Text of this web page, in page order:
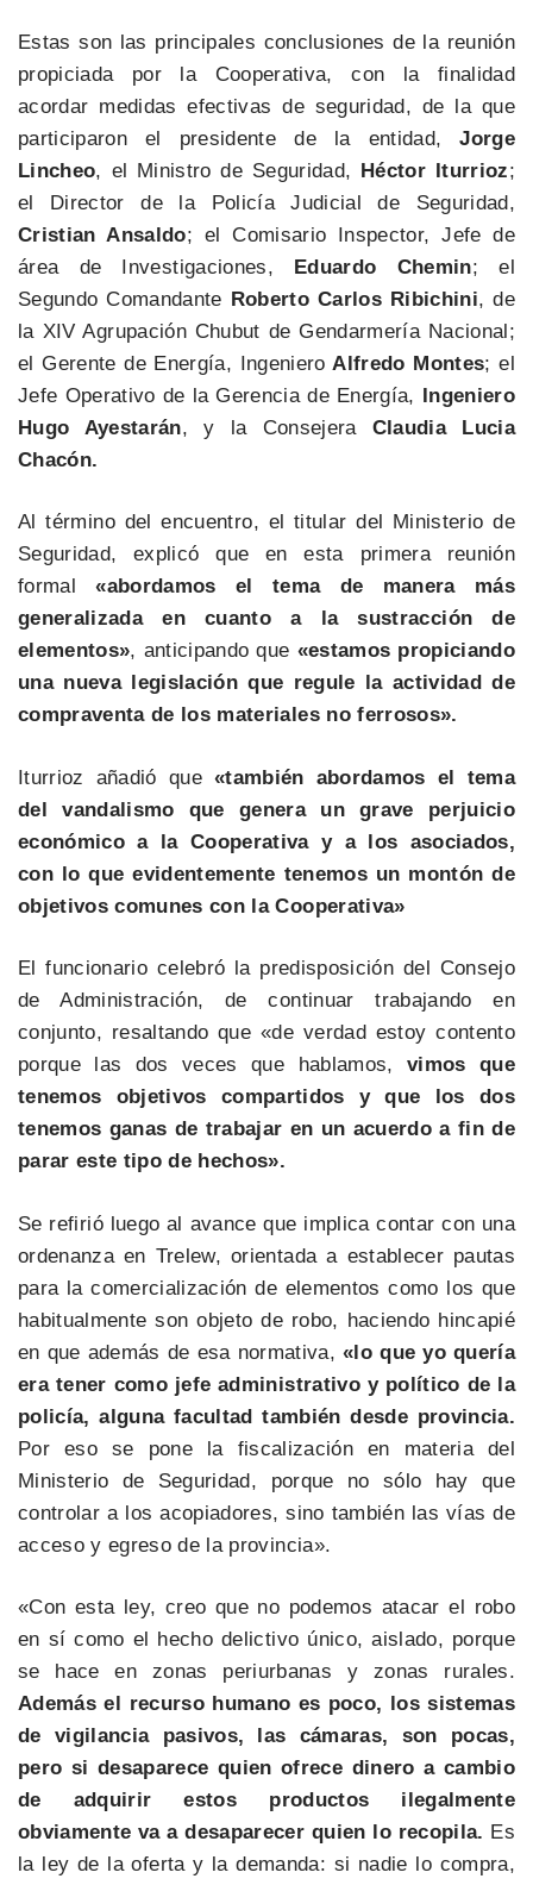
Estas son las principales conclusiones de la reunión
propiciada por la Cooperativa, con la finalidad
acordar medidas efectivas de seguridad, de la que
participaron el presidente de la entidad,Jorge
Lincheo, el Ministro de Seguridad, Héctor Iturrioz;
el Director de la Policía Judicial de Seguridad,
Cristian Ansaldo; el Comisario Inspector, Jefe de
área de Investigaciones, Eduardo Chemin; el
Segundo Comandante Roberto Carlos Ribichini, de
la XIV Agrupación Chubut de Gendarmería Nacional;
el Gerente de Energía, Ingeniero Alfredo Montes; el
Jefe Operativo de la Gerencia de Energía, Ingeniero
Hugo Ayestarán, y la Consejera Claudia Lucia
Chacón.
Al término del encuentro, el titular del Ministerio de
Seguridad, explicó que en esta primera reunión
formal«abordamos el tema de manera más
generalizada en cuanto a la sustracción de
elementos», anticipando que «estamos propiciando
una nueva legislación que regule la actividad de
compraventa de los materiales no ferrosos».
Iturrioz añadió que «también abordamos el tema
del vandalismo que genera un grave perjuicio
económico a la Cooperativa y a los asociados,
con lo que evidentemente tenemos un montón de
objetivos comunes con la Cooperativa»
El funcionario celebró la predisposición del Consejo
de Administración, de continuar trabajando en
conjunto, resaltando que «de verdad estoy contento
porque las dos veces que hablamos, vimos que
tenemos objetivos compartidos y que los dos
tenemos ganas de trabajar en un acuerdo a fin de
parar este tipo de hechos».
Se refirió luego al avance que implica contar con una
ordenanza en Trelew, orientada a establecer pautas
para la comercialización de elementos como los que
habitualmente son objeto de robo, haciendo hincapié
en que además de esa normativa,«lo que yo quería
era tener como jefe administrativo y político de la
policía, alguna facultad también desde provincia.
Por eso se pone la fiscalización en materia del
Ministerio de Seguridad, porque no sólo hay que
controlar a los acopiadores, sino también las vías de
acceso y egreso de la provincia».
«Con esta ley, creo que no podemos atacar el robo
en sí como el hecho delictivo único, aislado, porque
se hace en zonas periurbanas y zonas rurales.
Además el recurso humano es poco, los sistemas
de vigilancia pasivos, las cámaras, son pocas,
pero si desaparece quien ofrece dinero a cambio
de adquirir estos productos ilegalmente
obviamente va a desaparecer quien lo recopila. Es
la ley de la oferta y la demanda: si nadie lo compra,